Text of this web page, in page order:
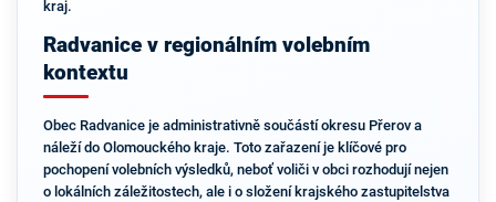
kraj.
Radvanice v regionálním volebním
kontextu
Obec Radvanice je administrativně součástí okresu Přerov a
náleží do Olomouckého kraje. Toto zařazení je klíčové pro
pochopení volebních výsledků, neboť voliči v obci rozhodují nejen
o lokálních záležitostech, ale i o složení krajského zastupitelstva